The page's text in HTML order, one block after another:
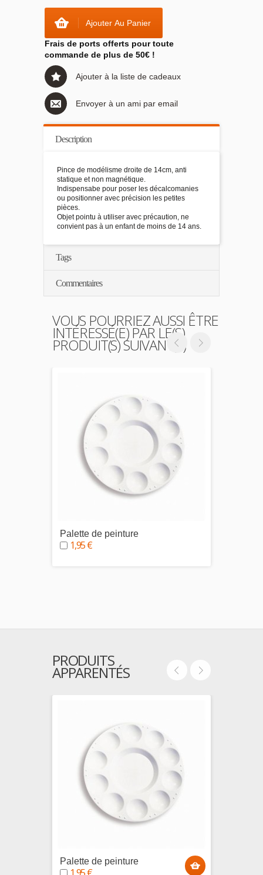
Ajouter Au Panier
Frais de ports offerts pour toute
commande de plus de 50€ !
Ajouter à la liste de cadeaux
Envoyer à un ami par email
Description
Pince de modélisme droite de 14cm, anti
statique et non magnétique.
Indispensabe pour poser les décalcomanies
ou positionner avec précision les petites
pièces.
Objet pointu à utiliser avec précaution, ne
convient pas à un enfant de moins de 14 ans.
Tags
Commentaires
VOUS POURRIEZ AUSSI ÊTRE
INTÉRESSÉ(E) PAR LE(S)
PRODUIT(S) SUIVANT(S)
Palette de peinture
1,95 €
PRODUITS
APPARENTÉS
Palette de peinture